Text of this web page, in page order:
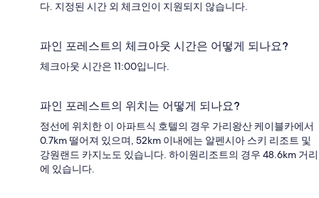
다. 지정된 시간 외 체크인이 지원되지 않습니다.
파인 포레스트의 체크아웃 시간은 어떻게 되나요?
체크아웃 시간은 11:00입니다.
파인 포레스트의 위치는 어떻게 되나요?
정선에 위치한 이 아파트식 호텔의 경우 가리왕산 케이블카에서
0.7km 떨어져 있으며, 52km 이내에는 알펜시아 스키 리조트 및
강원랜드 카지노도 있습니다. 하이원리조트의 경우 48.6km 거리
에 있습니다.